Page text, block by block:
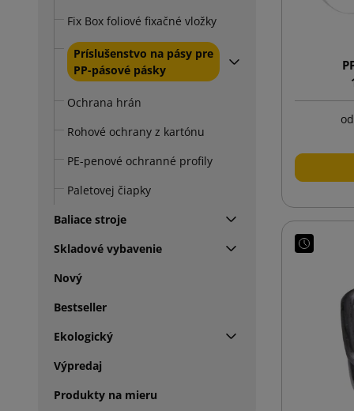
Fix Box foliové fixačné vložky
Príslušenstvo na pásy pre
PP-pásové pásky
Ochrana hrán
Rohové ochrany z kartónu
PE-penové ochranné profily
Paletovej čiapky
Baliace stroje
Skladové vybavenie
Nový
Bestseller
Ekologický
Výpredaj
Produkty na mieru
od